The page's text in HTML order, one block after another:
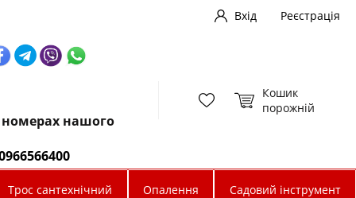
Вхід Реєстрація
номерах нашого
Кошик
порожній
Трос сантехнічний Опалення Садовий інструмент